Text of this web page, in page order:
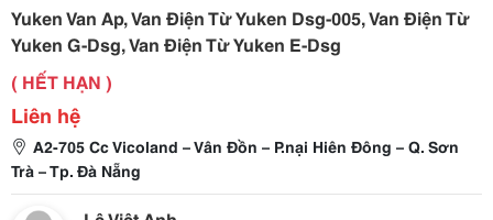
Yuken Van Ap, Van Điện Từ Yuken Dsg-005, Van Điện Từ
Yuken G-Dsg, Van Điện Từ Yuken E-Dsg
( HẾT HẠN )
Liên hệ
A2-705 Cc Vicoland – Vân Đồn – P.nại Hiên Đông – Q. Sơn
Trà – Tp. Đà Nẵng